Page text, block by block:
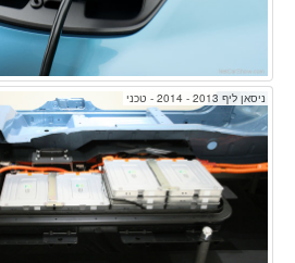
ניסאן ליף 2013 - 2014 - טכני